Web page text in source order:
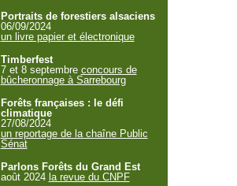
Portraits de forestiers alsaciens
06/09/2024
un livre papier et électronique
Timberfest
7 et 8 septembre concours de
bûcheronnage à Sarrebourg
Forêts françaises : le défi
climatique
27/08/2024
un reportage de la chaîne Public
Sénat
Parlons Forêts du Grand Est
août 2024 la revue du CNPF